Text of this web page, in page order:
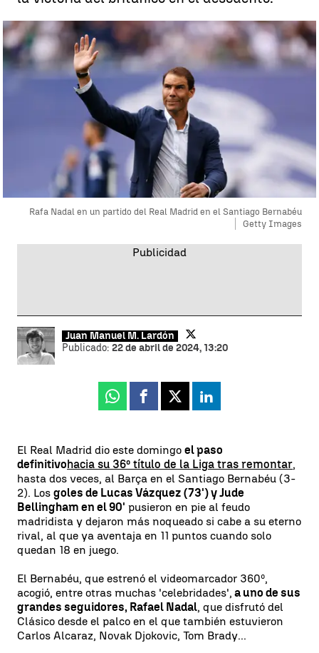
Rafa Nadal en un partido del Real Madrid en el Santiago Bernabéu
Getty Images
Juan Manuel M. Lardón
Publicado: 22 de abril de 2024, 13:20
Whatsapp
Facebook
X Linkedin
El Real Madrid dio este domingo el paso
definitivohacia su 36º título de la Liga tras remontar,
hasta dos veces, al Barça en el Santiago Bernabéu (3-
2). Los goles de Lucas Vázquez (73') y Jude
Bellingham en el 90' pusieron en pie al feudo
madridista y dejaron más noqueado si cabe a su eterno
rival, al que ya aventaja en 11 puntos cuando solo
quedan 18 en juego.
El Bernabéu, que estrenó el videomarcador 360º,
acogió, entre otras muchas 'celebridades', a uno de sus
grandes seguidores, Rafael Nadal, que disfrutó del
Clásico desde el palco en el que también estuvieron
Carlos Alcaraz, Novak Djokovic, Tom Brady...